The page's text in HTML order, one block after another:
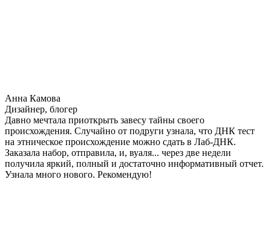
Анна Камова
Дизайнер, блогер
Давно мечтала приоткрыть завесу тайны своего
происхождения. Случайно от подруги узнала, что ДНК тест
на этническое происхождение можно сдать в Лаб-ДНК.
Заказала набор, отправила, и, вуаля... через две недели
получила яркий, полный и достаточно информативный отчет.
Узнала много нового. Рекомендую!